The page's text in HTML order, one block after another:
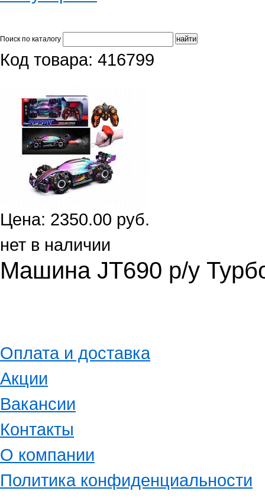
Поиск по каталогу
Код товара: 416799
Цена: 2350.00 руб.
нет в наличии
Машина JT690 р/у
Оплата и доставка
Акции
Вакансии
Контакты
О компании
Политика конфиденциальности